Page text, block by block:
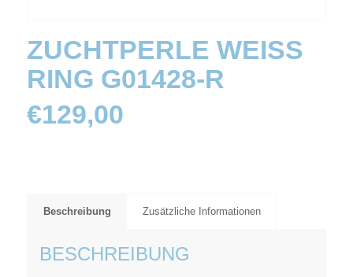
ZUCHTPERLE WEISS R
ING G01428-R
€129,00
Beschreibung Zusätzliche Informationen
BESCHREIBUNG